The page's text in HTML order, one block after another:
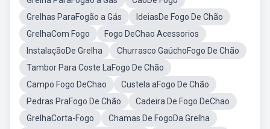
Grelhas ParaFogão a Gás
IdeiasDe Fogo De Chão
GrelhaCom Fogo
Fogo DeChao Acessorios
InstalaçãoDe Grelha
Churrasco GaúchoFogo De Chão
Tambor Para Coste LaFogo De Chão
Campo Fogo DeChao
Custela aFogo De Chão
Pedras PraFogo De Chão
Cadeira De Fogo DeChao
GrelhaCorta-Fogo
Chamas De FogoDa Grelha